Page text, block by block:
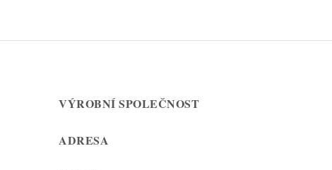
VÝROBNÍ SPOLEČNOST
ADRESA